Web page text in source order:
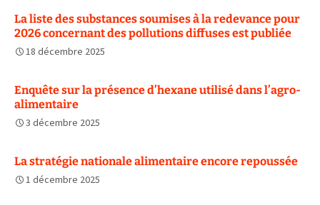
La liste des substances soumises à la redevance pour
2026 concernant des pollutions diffuses est publiée
18 décembre 2025
Enquête sur la présence d’hexane utilisé dans l’agro-
alimentaire
3 décembre 2025
La stratégie nationale alimentaire encore repoussée
1 décembre 2025